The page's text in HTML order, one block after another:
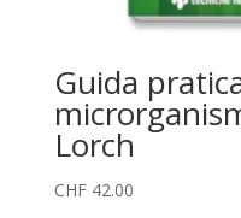
Guida
Lorch
CHF42.00